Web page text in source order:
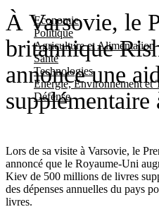
Economie
Politique
Agriculture et Alimentation
Santé
Technologies
Energie, Environnement et
Défense
À Varsovie, le
britannique
annonce une
supplémentaire
Lors de sa visite à Varsovie, le
annoncé que le Royaume-Uni
Kiev de 500 millions de livres
des dépenses annuelles du pays
livres.